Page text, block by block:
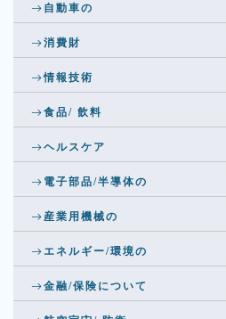
自動車の
消費財
情報技術
食品/ 飲料
ヘルスケア
電子部品/半導体の
産業用機械の
エネルギー/環境の
金融/保険について